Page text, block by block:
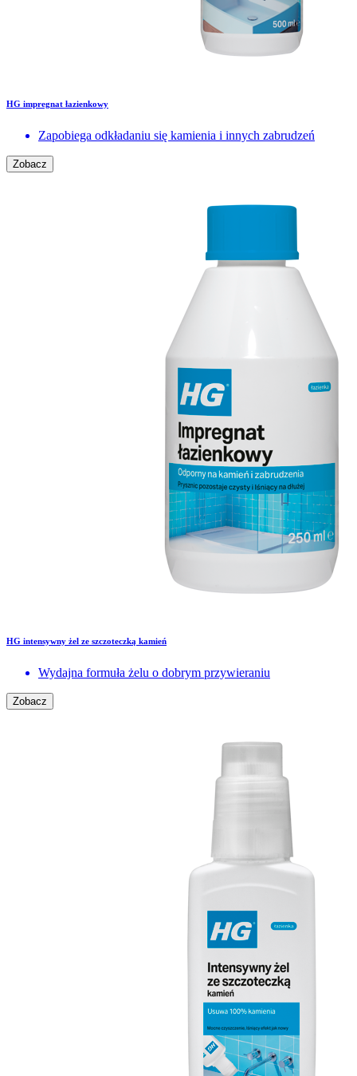
HG impregnat łazienkowy
Zapobiega odkładaniu się kamienia i innych zabrudzeń
Zobacz
HG intensywny żel ze szczoteczką kamień
Wydajna formuła żelu o dobrym przywieraniu
Zobacz